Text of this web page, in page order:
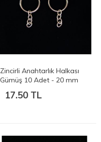
Zincirli Anahtarlık Halkası
Gümüş 10 Adet - 20 mm
17.50 TL